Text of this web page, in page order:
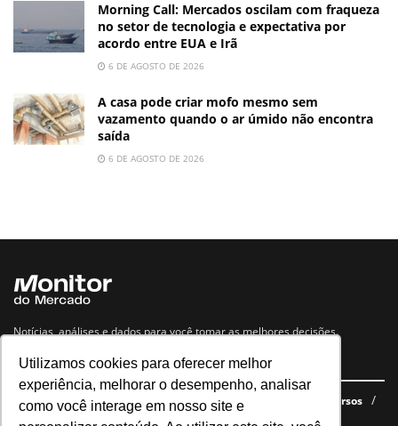
Utilizamos cookies para oferecer melhor
experiência, melhorar o desempenho, analisar
como você interage em nosso site e
Morning Call: Mercados oscilam com fraqueza
no setor de tecnologia e expectativa por
acordo entre EUA e Irã
6 DE AGOSTO DE 2026
A casa pode criar mofo mesmo sem
vazamento quando o ar úmido não encontra
saída
6 DE AGOSTO DE 2026
Notícias, análises e dados para você tomar as melhores decisões.
Navegue no site
Últimas notícias Quem somos E-books gratuitos
Cursos
Política de privacidade